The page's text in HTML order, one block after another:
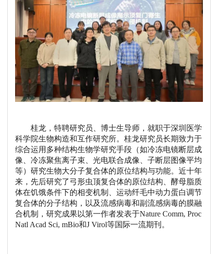
桂龙，特聘研究员、博士生导师，就职于深圳医学
科学院生物构造和互作研究所。桂龙研究员长期致力于
综合运用多种结构生物学研究手段（如冷冻电镜断层成
像、冷冻聚焦离子束、光电联合成像、子断层图像平均
等）研究生物大分子复合体的原位结构与功能。近十年
来，先后研究了弓形虫顶复合体的原位结构、酵母脂质
体在饥饿条件下的相变机制、运动纤毛中动力蛋白调节
复合体的分子结构，以及流感病毒和副流感病毒的膜融
合机制，研究成果以第一作者发表于Nature Comm, Proc
Natl Acad Sci, mBio和J Virol等国际一流期刊。